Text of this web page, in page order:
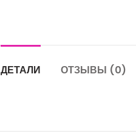
ДЕТАЛИ ОТЗЫВЫ (0)